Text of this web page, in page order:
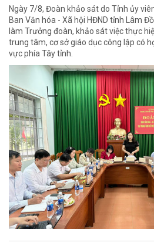
Ngày 7/8, Đoàn khảo sát do Tỉnh ủy
Ban Văn hóa - Xã hội HĐND tỉnh Lâm
làm Trưởng đoàn, khảo sát việc thực
trung tâm, cơ sở giáo dục công lập có
vực phía Tây tỉnh.